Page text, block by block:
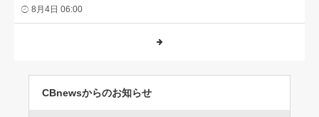
8月4日 06:00
CBnewsからのお知らせ